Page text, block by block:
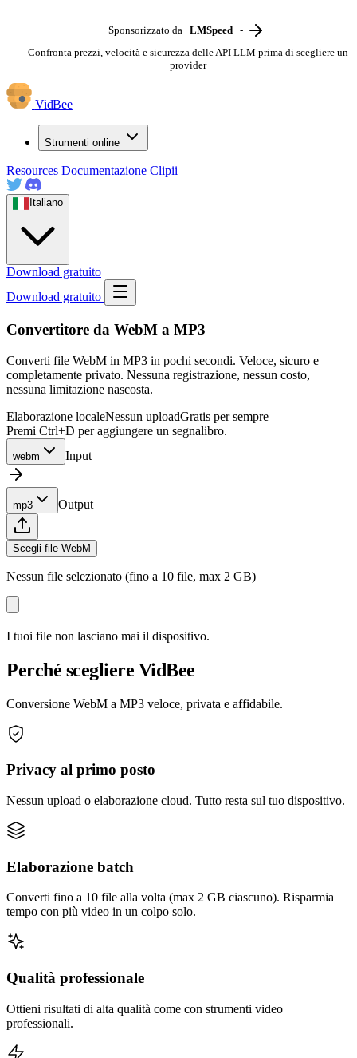
Sponsorizzato da LMSpeed
-
Confronta prezzi, velocità e sicurezza delle API LLM prima di scegliere un
provider
VidBee
Strumenti online
Resources Documentazione Clipii
Italiano
Download gratuito
Download gratuito
Convertitore da WebM a MP3
Converti file WebM in MP3 in pochi secondi. Veloce, sicuro e
completamente privato. Nessuna registrazione, nessun costo,
nessuna limitazione nascosta.
Elaborazione localeNessun uploadGratis per sempre
Premi Ctrl+D per aggiungere un segnalibro.
webm Input
mp3 Output
Scegli file WebM
Nessun file selezionato (fino a 10 file, max 2 GB)
I tuoi file non lasciano mai il dispositivo.
Perché scegliere VidBee
Conversione WebM a MP3 veloce, privata e affidabile.
Privacy al primo posto
Nessun upload o elaborazione cloud. Tutto resta sul tuo dispositivo.
Elaborazione batch
Converti fino a 10 file alla volta (max 2 GB ciascuno). Risparmia
tempo con più video in un colpo solo.
Qualità professionale
Ottieni risultati di alta qualità come con strumenti video
professionali.